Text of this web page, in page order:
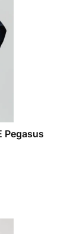
Pegasus